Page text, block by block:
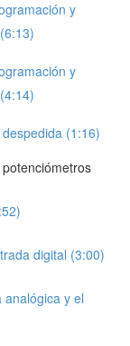
y
y
(1:16)
digital (3:00)
y el